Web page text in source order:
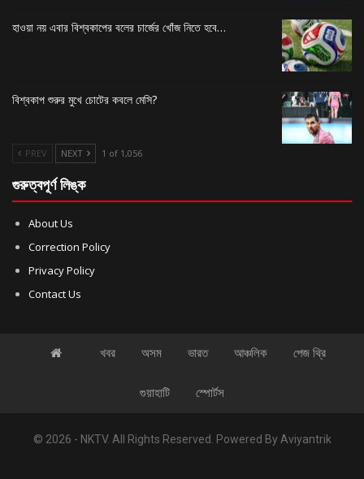
হাওয়া নয় এবার বিশ্বকাপের বলের চার্জের খোঁজ নিতে হবে…
বিশ্বকাপ শুরুর মুখে চোটের কবলে মেসি?
PREV NEXT 1 of 1,056
গুরুত্বপূর্ণ লিঙ্ক
About Us
Correction Policy
Privacy Policy
Contact Us
খবর অসম ভারত আঞ্চলিক পেজ থ্রি
গুয়াহাটি স্পোর্টস
© 2026 - NKTV. All Rights Reserved. Powered ByAviyantrik